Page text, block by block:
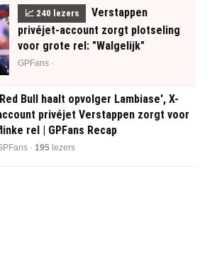
📈 240 lezers
Verstappen
privéjet-account zorgt plotseling
voor grote rel: "Walgelijk"
GPFans ·
Bull haalt opvolger Lambiase', X-
privéjet Verstappen zorgt voor
rel | GPFans Recap
· 196 lezers